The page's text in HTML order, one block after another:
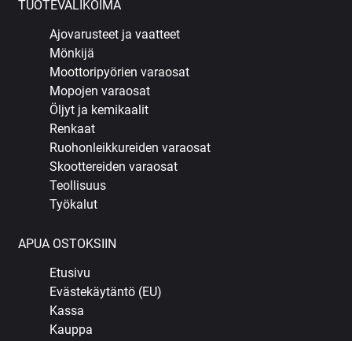
TUOTEVALIKOIMA
Ajovarusteet ja vaatteet
Mönkijä
Moottoripyörien varaosat
Mopojen varaosat
Öljyt ja kemikaalit
Renkaat
Ruohonleikkureiden varaosat
Skoottereiden varaosat
Teollisuus
Työkalut
APUA OSTOKSIIN
Etusivu
Evästekäytäntö (EU)
Kassa
Kauppa